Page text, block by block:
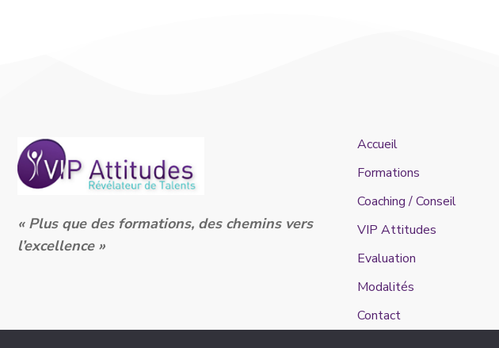
« Plus que des formations, des chemins vers
l’excellence »
Accueil
Formations
Coaching / Conseil
VIP Attitudes
Evaluation
Modalités
Contact